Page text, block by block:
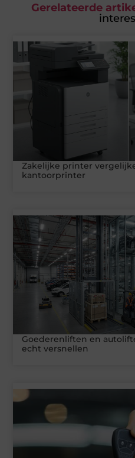
Gerelateerde
Zakelijke printer
kantoorprinter
Goederenliften en
echt versnellen